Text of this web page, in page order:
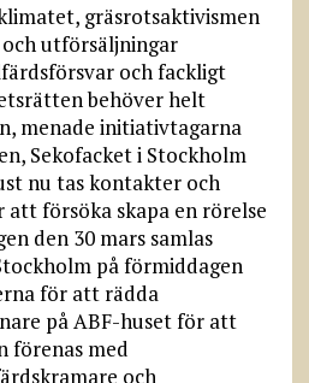
gräsrotsaktivismen
utförsäljningar
och fackligt
behöver helt
menade initiativtagarna
Sekofacket i Stockholm
nu tas kontakter och
att försöka skapa en rörelse
den 30 mars samlas
på förmiddagen
för att rädda
på ABF-huset för att
förenas med
och